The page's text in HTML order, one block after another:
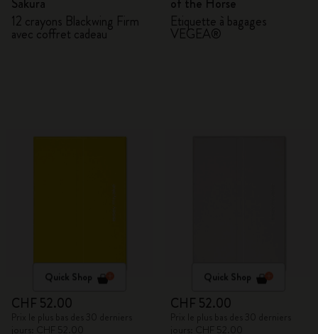
12 crayons Blackwing Firm
avec coffret cadeau
Étiquette à bagages
VEGEA®
Quick Shop
CHF 52.00
Quick Shop
CHF 52.00